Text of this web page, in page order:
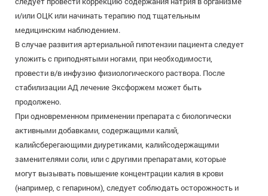
и/или ОЦК или начинать терапию под тщательным
медицинским наблюдением.
В случае развития артериальной гипотензии пациента следует
уложить с приподнятыми ногами, при необходимости,
провести в/в инфузию физиологического раствора. После
стабилизации АД лечение Эксфоржем может быть
продолжено.
При одновременном применении препарата с биологически
активными добавками, содержащими калий,
калийсберегающими диуретиками, калийсодержащими
заменителями соли, или с другими препаратами, которые
могут вызывать повышение концентрации калия в крови
(например, с гепарином), следует соблюдать осторожность и